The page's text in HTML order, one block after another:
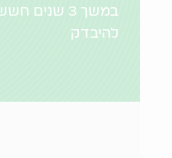
במשך 3
להיבדק